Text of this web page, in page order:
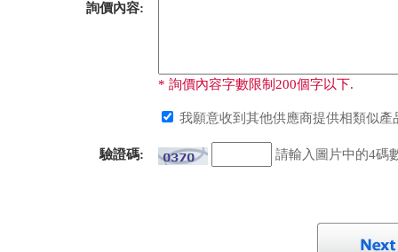
詢價內容:
* 詢價內容字數限制200個字以下.
我願意收到其他供應商提供相類似產
驗證碼: 請輸入圖片中的4碼